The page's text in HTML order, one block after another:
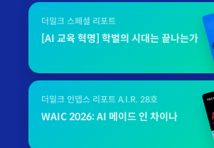
더밀크 스페셜 리포트
[AI 교육 혁명] 학벌의 시대는 끝나는가
더밀크 인뎁스 리포트 A.I.R. 28호
WAIC 2026: AI 메이드 인 차이나